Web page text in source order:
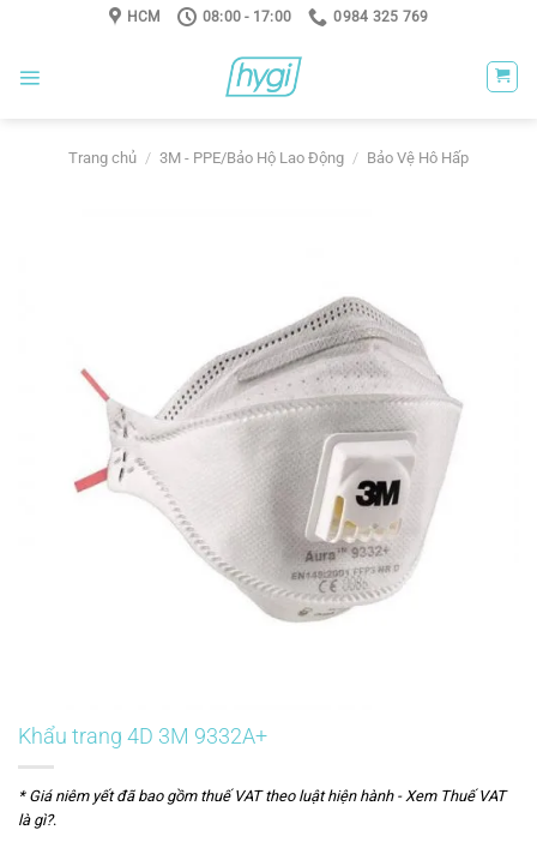
HCM 08:00 - 17:00 0984 325 769
Trang chủ / 3M - PPE/Bảo Hộ Lao Động / Bảo Vệ Hô Hấp
Khẩu trang 4D 3M 9332A+
* Giá niêm yết đã bao gồm thuế VAT theo luật hiện hành - Xem Thuế VAT
là gì?.